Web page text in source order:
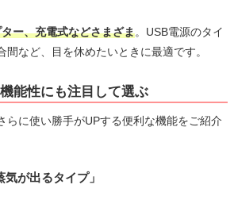
ー、充電式などさまざま。USB電源のタイ
間など、目を休めたいときに最適です。
能性にも注目して選ぶ
らに使い勝手がUPする便利な機能をご紹介
が出るタイプ」